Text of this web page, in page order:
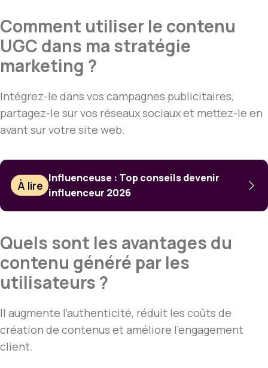
Comment utiliser le contenu
UGC dans ma stratégie
marketing ?
Intégrez-le dans vos campagnes publicitaires,
partagez-le sur vos réseaux sociaux et mettez-le en
avant sur votre site web.
À lire
Influenceuse : Top conseils devenir
influenceur 2026
Quels sont les avantages du
contenu généré par les
utilisateurs ?
Il augmente l’authenticité, réduit les coûts de
création de contenus et améliore l’engagement
client.